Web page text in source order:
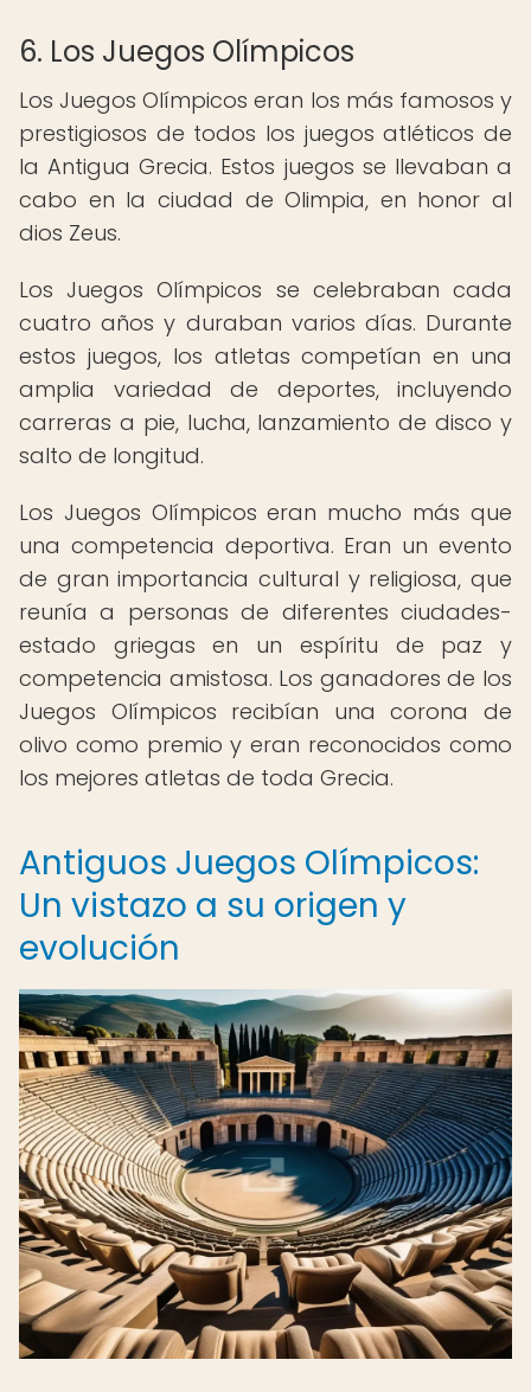
6. Los Juegos Olímpicos
Los Juegos Olímpicos eran los más famosos y
prestigiosos de todos los juegos atléticos de
la Antigua Grecia. Estos juegos se llevaban a
cabo en la ciudad de Olimpia, en honor al
dios Zeus.
Los Juegos Olímpicos se celebraban cada
cuatro años y duraban varios días. Durante
estos juegos, los atletas competían en una
amplia variedad de deportes, incluyendo
carreras a pie, lucha, lanzamiento de disco y
salto de longitud.
Los Juegos Olímpicos eran mucho más que
una competencia deportiva. Eran un evento
de gran importancia cultural y religiosa, que
reunía a personas de diferentes ciudades-
estado griegas en un espíritu de paz y
competencia amistosa. Los ganadores de los
Juegos Olímpicos recibían una corona de
olivo como premio y eran reconocidos como
los mejores atletas de toda Grecia.
Antiguos Juegos Olímpicos:
Un vistazo a su origen y
evolución